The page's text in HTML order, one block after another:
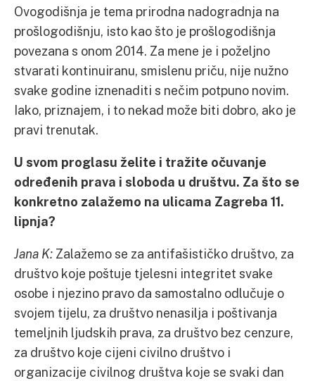
Ovogodišnja je tema prirodna nadogradnja na
prošlogodišnju, isto kao što je prošlogodišnja
povezana s onom 2014. Za mene je i poželjno
stvarati kontinuiranu, smislenu priču, nije nužno
svake godine iznenaditi s nečim potpuno novim.
Iako, priznajem, i to nekad može biti dobro, ako je
pravi trenutak.
U svom proglasu želite i tražite očuvanje
određenih prava i sloboda u društvu. Za što se
konkretno zalažemo na ulicama Zagreba 11.
lipnja?
Jana K: Zalažemo se za antifašističko društvo, za
društvo koje poštuje tjelesni integritet svake
osobe i njezino pravo da samostalno odlučuje o
svojem tijelu, za društvo nenasilja i poštivanja
temeljnih ljudskih prava, za društvo bez cenzure,
za društvo koje cijeni civilno društvo i
organizacije civilnog društva koje se svaki dan